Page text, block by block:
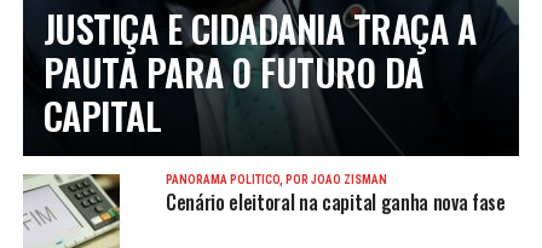
JUSTIÇA E CIDADANIA TRAÇA A
PAUTA PARA O FUTURO DA
CAPITAL
PANORAMA POLÍTICO, POR JOÃO ZISMAN
Cenário eleitoral na capital ganha nova fase